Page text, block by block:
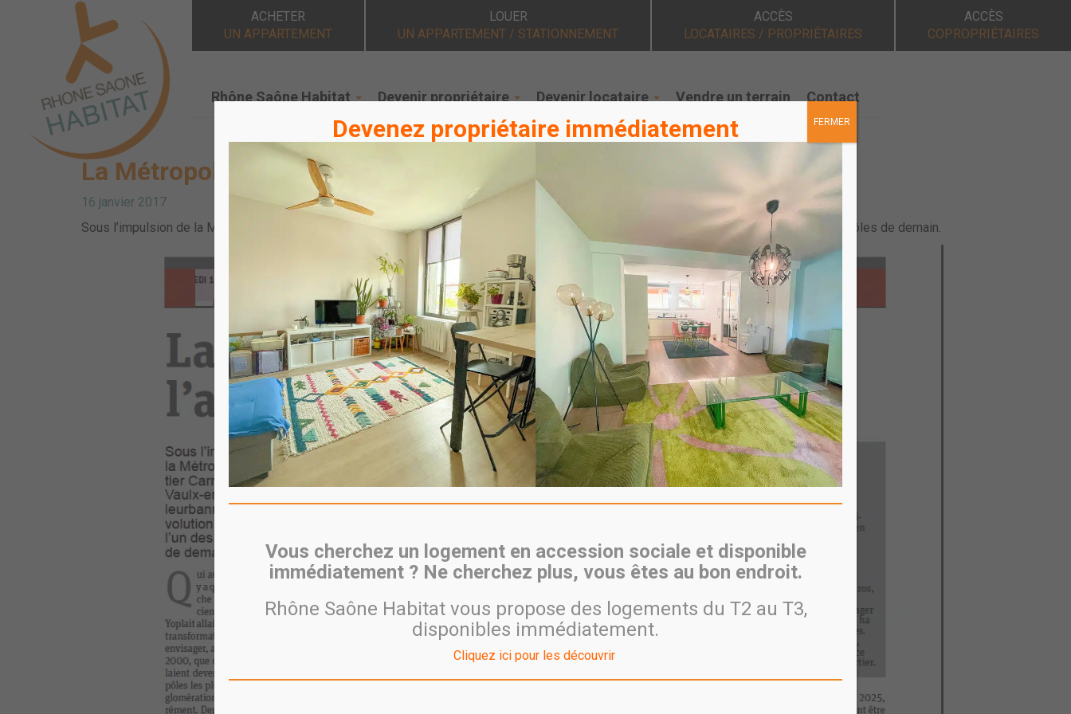
ACHETER
UN APPARTEMENT
LOUER
UN APPARTEMENT / STATIONNEMENT
ACCÈS
LOCATAIRES / PROPRIÉTAIRES
ACCÈS
COPROPRIÉTAIRES
Rhône Saône Habitat Devenir propriétaire Devenir locataire Vendre un terrain Contact
La Métropole de Lyon tisse l’avenir du Carré de Soie
16 janvier 2017
Sous l’impulsion de la Métropole, le quartier Carré de Soie à Vaulx-en-Velin et Villeurbanne fait sa révolution. Il va devenir l’un des grands pôles de demain.
Devenez propriétaire immédiatement
Vous cherchez un logement en accession sociale et disponible
immédiatement ? Ne cherchez plus, vous êtes au bon endroit.
Rhône Saône Habitat vous propose des logements du T2 au T3,
disponibles immédiatement.
Cliquez ici pour les découvrir
FERMER